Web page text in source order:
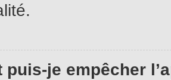
puis-je empêcher